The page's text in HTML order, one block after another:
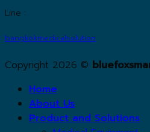
Line :
bangkokmedicalsolution
Copyright 2026 ©
Home
About Us
Product and Solutions